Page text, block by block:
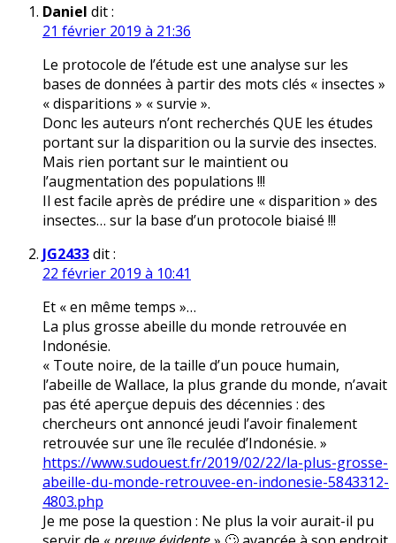
Daniel dit :
21 février 2019 à 21:36
Le protocole de l’étude est une analyse sur les
bases de données à partir des mots clés « insectes »
« disparitions » « survie ».
Donc les auteurs n’ont recherchés QUE les études
portant sur la disparition ou la survie des insectes.
Mais rien portant sur le maintient ou
l’augmentation des populations !!!
Il est facile après de prédire une « disparition » des
insectes… sur la base d’un protocole biaisé !!!
JG2433dit :
22 février 2019 à 10:41
Et « en même temps »…
La plus grosse abeille du monde retrouvée en
Indonésie.
« Toute noire, de la taille d’un pouce humain,
l’abeille de Wallace, la plus grande du monde, n’avait
pas été aperçue depuis des décennies : des
chercheurs ont annoncé jeudi l’avoir finalement
retrouvée sur une île reculée d’Indonésie. »
https://www.sudouest.fr/2019/02/22/la-plus-grosse-
abeille-du-monde-retrouvee-en-indonesie-5843312-
4803.php
Je me pose la question : Ne plus la voir aurait-il pu